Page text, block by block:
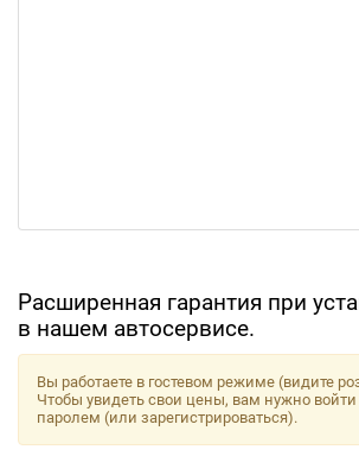
Расширенная гарантия при
в нашем автосервисе.
Вы работаете в гостевом режиме (видите
Чтобы увидеть свои цены, вам нужно
паролем (или зарегистрироваться).